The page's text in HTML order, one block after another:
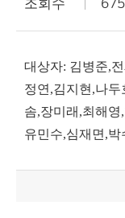
조회수
대상자: 김병준,
정연,김지현,나
솜,장미래,최해
유민수,심재면,